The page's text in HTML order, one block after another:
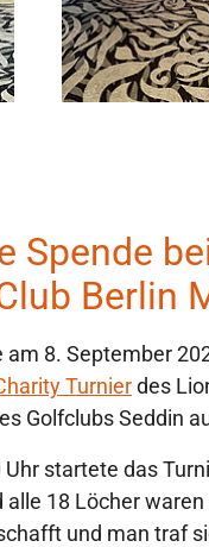
Spende
Berlin
am 8. September
Turnierdes
Golfclubs Seddin
startete das
alle 18 Löcher
und man traf